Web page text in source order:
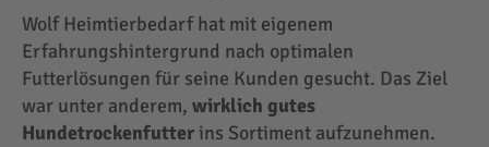
Wolf Heimtierbedarf hat mit eigenem
Erfahrungshintergrund nach optimalen
Futterlösungen für seine Kunden gesucht. Das Ziel
war unter anderem, wirklich gutes
Hundetrockenfutter ins Sortiment aufzunehmen.